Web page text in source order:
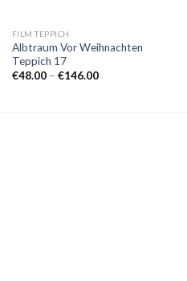
FILM TEPPICH
Albtraum Vor Weihnachten
Teppich 17
€48.00 – €146.00Preisspanne: